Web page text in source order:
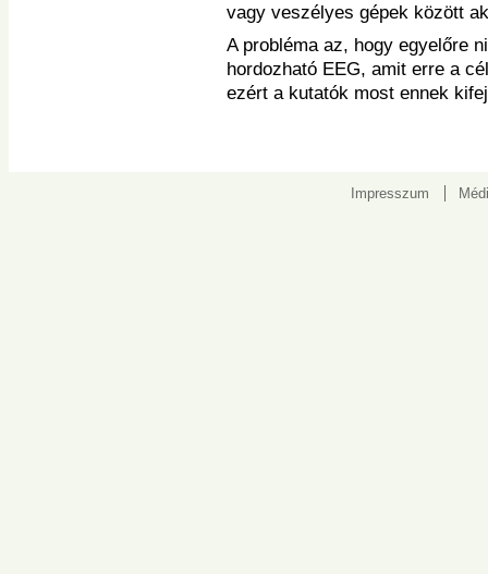
vagy veszélyes gépek között
A probléma az, hogy egyelőre
hordozható EEG, amit erre a
ezért a kutatók most ennek
Impresszum